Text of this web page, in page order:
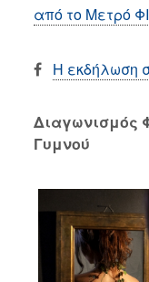
από το Μετρό
Η εκδήλωση
Διαγωνισμός
Γυμνού